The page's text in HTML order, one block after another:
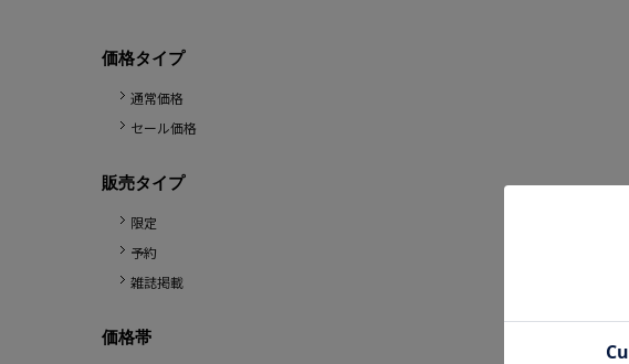
価格タイプ
通常価格
セール価格
販売タイプ
限定
予約
雑誌掲載
価格帯